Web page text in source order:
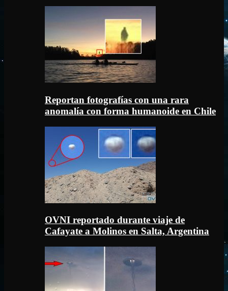
Reportan fotografías con una rara
anomalía con forma humanoide en Chile
OVNI reportado durante viaje de
Cafayate a Molinos en Salta, Argentina